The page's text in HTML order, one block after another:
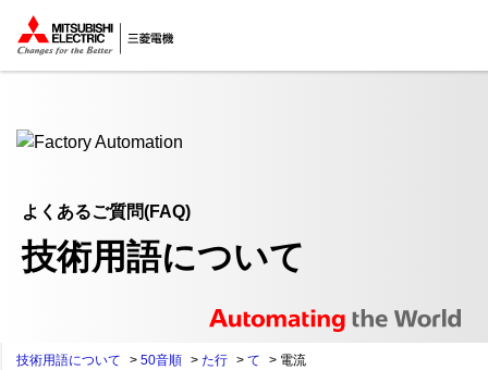
ここから本文
よくあるご質問(FAQ)
技術用語について
技術用語について > 50音順 > た行 > て > 電流